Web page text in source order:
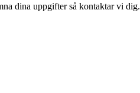
dina uppgifter så kontaktar vi dig.